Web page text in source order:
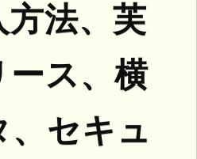
方法、芙
ース、横
、セキュ